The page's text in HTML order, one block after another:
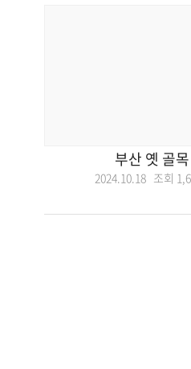
부산 옛 골
2024.10.18 조회